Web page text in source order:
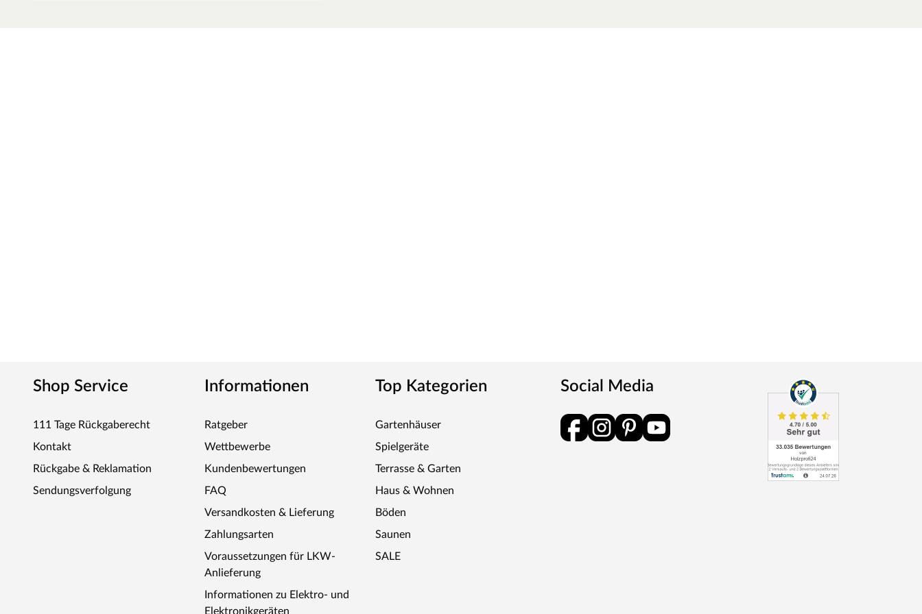
Shop Service
111 Tage Rückgaberecht
Kontakt
Rückgabe & Reklamation
Sendungsverfolgung
Informationen
Ratgeber
Wettbewerbe
Kundenbewertungen
FAQ
Versandkosten & Lieferung
Zahlungsarten
Voraussetzungen für LKW-
Anlieferung
Informationen zu Elektro- und
Elektronikgeräten
Top Kategorien
Gartenhäuser
Spielgeräte
Terrasse & Garten
Haus & Wohnen
Böden
Saunen
SALE
Social Media